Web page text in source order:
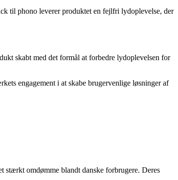
til phono leverer produktet en fejlfri lydoplevelse, der
skabt med det formål at forbedre lydoplevelsen for
engagement i at skabe brugervenlige løsninger af
omdømme blandt danske forbrugere. Deres